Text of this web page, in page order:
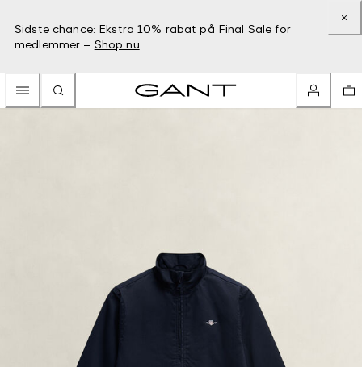
Sidste chance: Ekstra 10% rabat på Final Sale for
medlemmer – Shop nu